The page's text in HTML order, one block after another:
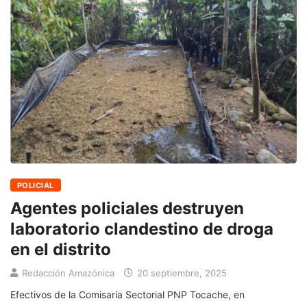
POLICIAL
Agentes policiales destruyen
laboratorio clandestino de droga
en el distrito
Redacción Amazónica 20 septiembre, 2025
Efectivos de la Comisaría Sectorial PNP Tocache, en